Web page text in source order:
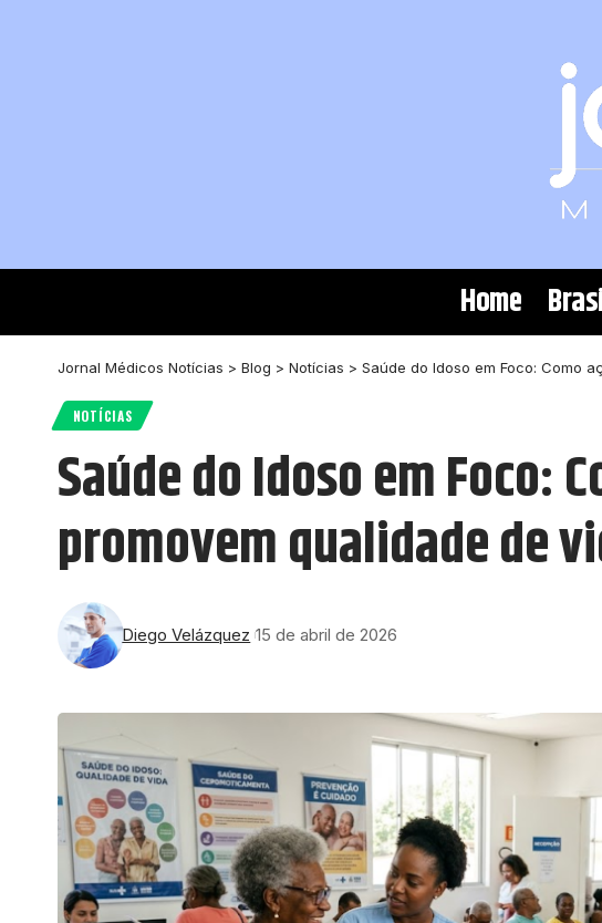
Home
Jornal Médicos Notícias > Blog > Notícias > Saúde do Idoso em Foco: Como
NOTÍCIAS
Saúde do Idoso em Foco:
promovem qualidade de
Diego Velázquez 15 de abril de 2026